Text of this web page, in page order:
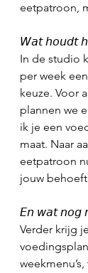
eetpatroon,
𝘞𝘢𝘵 𝘩𝘰𝘶𝘥𝘵
In de studio
per week
keuze. Voor
plannen we
ik je een
maat. Naar
eetpatroon
jouw
𝘌𝘯 𝘸𝘢𝘵 𝘯𝘰𝘨
Verder krijg